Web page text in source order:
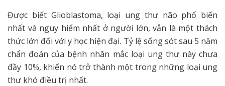
Được biết Glioblastoma, loại ung thư não phổ biến
nhất và nguy hiểm nhất ở người lớn, vẫn là một thách
thức lớn đối với y học hiện đại. Tỷ lệ sống sót sau 5 năm
chẩn đoán của bệnh nhân mắc loại ung thư này chưa
đầy 10%, khiến nó trở thành một trong những loại ung
thư khó điều trị nhất.